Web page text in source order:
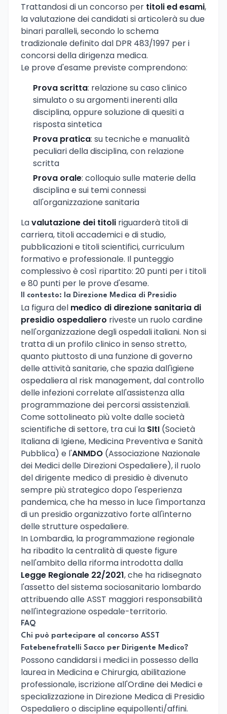
Trattandosi di un concorso per titoli ed esami,
la valutazione dei candidati si articolerà su due
binari paralleli, secondo lo schema
tradizionale definito dal DPR 483/1997 per i
concorsi della dirigenza medica.
Le prove d'esame previste comprendono:
Prova scritta: relazione su caso clinico
simulato o su argomenti inerenti alla
disciplina, oppure soluzione di quesiti a
risposta sintetica
Prova pratica: su tecniche e manualità
peculiari della disciplina, con relazione
scritta
Prova orale: colloquio sulle materie della
disciplina e sui temi connessi
all'organizzazione sanitaria
Lavalutazione dei titoli riguarderà titoli di
carriera, titoli accademici e di studio,
pubblicazioni e titoli scientifici, curriculum
formativo e professionale. Il punteggio
complessivo è così ripartito: 20 punti per i titoli
e 80 punti per le prove d'esame.
Il contesto: la Direzione Medica di Presidio
La figura del medico di direzione sanitaria di
presidio ospedaliero riveste un ruolo cardine
nell'organizzazione degli ospedali italiani. Non si
tratta di un profilo clinico in senso stretto,
quanto piuttosto di una funzione di governo
delle attività sanitarie, che spazia dall'igiene
ospedaliera al risk management, dal controllo
delle infezioni correlate all'assistenza alla
programmazione dei percorsi assistenziali.
Come sottolineato più volte dalle società
scientifiche di settore, tra cui la SItI (Società
Italiana di Igiene, Medicina Preventiva e Sanità
Pubblica) e l'ANMDO (Associazione Nazionale
dei Medici delle Direzioni Ospedaliere), il ruolo
del dirigente medico di presidio è divenuto
sempre più strategico dopo l'esperienza
pandemica, che ha messo in luce l'importanza
di un presidio organizzativo forte all'interno
delle strutture ospedaliere.
In Lombardia, la programmazione regionale
ha ribadito la centralità di queste figure
nell'ambito della riforma introdotta dalla
Legge Regionale 22/2021, che ha ridisegnato
l'assetto del sistema sociosanitario lombardo
attribuendo alle ASST maggiori responsabilità
nell'integrazione ospedale-territorio.
FAQ
Chi può partecipare al concorso ASST
Fatebenefratelli Sacco per Dirigente Medico?
Possono candidarsi i medici in possesso della
laurea in Medicina e Chirurgia, abilitazione
professionale, iscrizione all'Ordine dei Medici e
specializzazione in Direzione Medica di Presidio
Ospedaliero o discipline equipollenti/affini.